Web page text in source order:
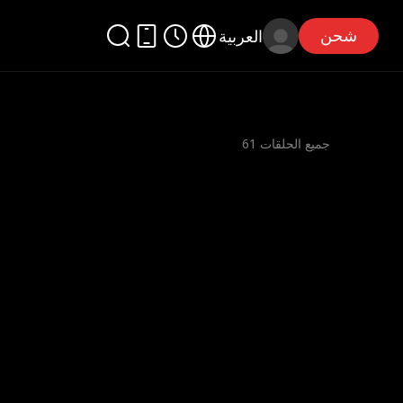
العربية شحن
61 جميع الحلقات